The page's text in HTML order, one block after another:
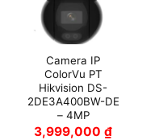
Camera IP
ColorVu PT
Hikvision DS-
2DE3A400BW-DE
– 4MP
3,999,000₫